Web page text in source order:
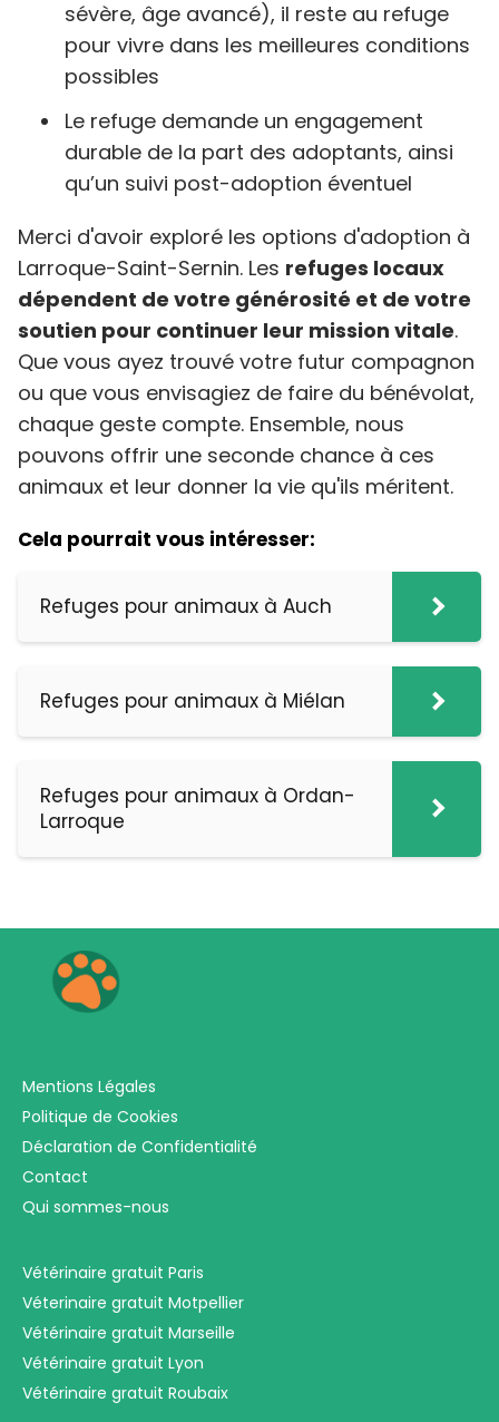
sévère, âge avancé), il reste au refuge
pour vivre dans les meilleures conditions
possibles
Le refuge demande un engagement
durable de la part des adoptants, ainsi
qu’un suivi post-adoption éventuel
Merci d'avoir exploré les options d'adoption à
Larroque-Saint-Sernin. Les refuges locaux
dépendent de votre générosité et de votre
soutien pour continuer leur mission vitale.
Que vous ayez trouvé votre futur compagnon
ou que vous envisagiez de faire du bénévolat,
chaque geste compte. Ensemble, nous
pouvons offrir une seconde chance à ces
animaux et leur donner la vie qu'ils méritent.
Cela pourrait vous intéresser:
Refuges pour animaux à Auch
Refuges pour animaux à Miélan
Refuges pour animaux à Ordan-
Larroque
Mentions Légales
Politique de Cookies
Déclaration de Confidentialité
Contact
Qui sommes-nous
Vétérinaire gratuit Paris
Véterinaire gratuit Motpellier
Vétérinaire gratuit Marseille
Vétérinaire gratuit Lyon
Vétérinaire gratuit Roubaix